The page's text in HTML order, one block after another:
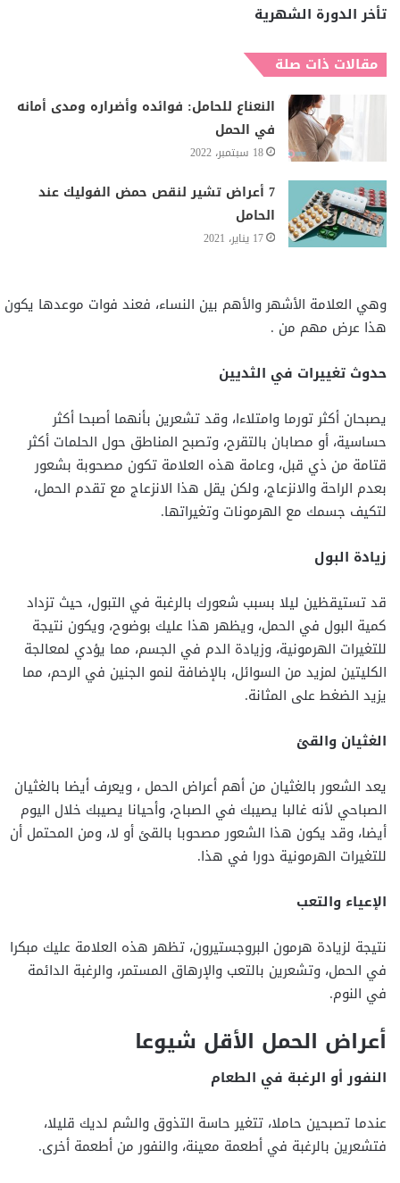
تأخر الدورة الشهرية
مقالات ذات صلة
النعناع للحامل: فوائده وأضراره ومدى أمانه
في الحمل
18 سبتمبر، 2022
7 أعراض تشير لنقص حمض الفوليك عند
الحامل
17 يناير، 2021
وهي العلامة الأشهر والأهم بين النساء، فعند فوات موعدها يكون
هذا عرض مهم من .
حدوث تغييرات في الثديين
يصبحان أكثر تورما وامتلاءا، وقد تشعرين بأنهما أصبحا أكثر
حساسية، أو مصابان بالتقرح، وتصبح المناطق حول الحلمات أكثر
قتامة من ذي قبل، وعامة هذه العلامة تكون مصحوبة بشعور
بعدم الراحة والانزعاج، ولكن يقل هذا الانزعاج مع تقدم الحمل،
لتكيف جسمك مع الهرمونات وتغيراتها.
زيادة البول
قد تستيقظين ليلا بسبب شعورك بالرغبة في التبول، حيث تزداد
كمية البول في الحمل، ويظهر هذا عليك بوضوح، ويكون نتيجة
للتغيرات الهرمونية، وزيادة الدم في الجسم، مما يؤدي لمعالجة
الكليتين لمزيد من السوائل، بالإضافة لنمو الجنين في الرحم، مما
يزيد الضغط على المثانة.
الغثيان والقئ
يعد الشعور بالغثيان من أهم أعراض الحمل ، ويعرف أيضا بالغثيان
الصباحي لأنه غالبا يصيبك في الصباح، وأحيانا يصيبك خلال اليوم
أيضا، وقد يكون هذا الشعور مصحوبا بالقئ أو لا، ومن المحتمل أن
للتغيرات الهرمونية دورا في هذا.
الإعياء والتعب
نتيجة لزيادة هرمون البروجستيرون، تظهر هذه العلامة عليك مبكرا
في الحمل، وتشعرين بالتعب والإرهاق المستمر، والرغبة الدائمة
في النوم.
أعراض الحمل الأقل شيوعا
النفور أو الرغبة في الطعام
عندما تصبحين حاملا، تتغير حاسة التذوق والشم لديك قليلا،
فتشعرين بالرغبة في أطعمة معينة، والنفور من أطعمة أخرى.